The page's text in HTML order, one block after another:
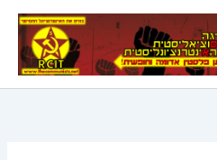
Skip
content